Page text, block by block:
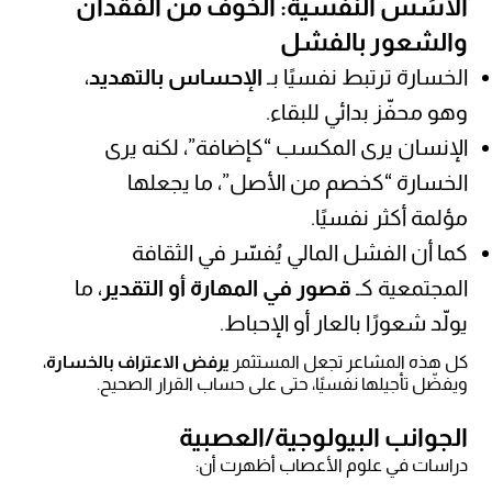
الأُسُس النفسية: الخوف من الفقدان
والشعور بالفشل
الخسارة ترتبط نفسيًا بـ الإحساس بالتهديد،
وهو محفّز بدائي للبقاء.
الإنسان يرى المكسب “كإضافة”، لكنه يرى
الخسارة “كخصم من الأصل”، ما يجعلها
مؤلمة أكثر نفسيًا.
كما أن الفشل المالي يُفسّر في الثقافة
المجتمعية كـ قصور في المهارة أو التقدير ، ما
يولّد شعورًا بالعار أو الإحباط.
كل هذه المشاعر تجعل المستثمر يرفض الاعتراف بالخسارة،
ويفضّل تأجيلها نفسيًا، حتى على حساب القرار الصحيح.
الجوانب البيولوجية/العصبية
دراسات في علوم الأعصاب أظهرت أن: